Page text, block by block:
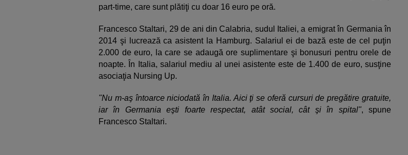
part-time, care sunt plătiţi cu doar 16 euro pe oră.
Francesco Staltari, 29 de ani din Calabria, sudul Italiei, a emigrat în Germania în
2014 şi lucrează ca asistent la Hamburg. Salariul ei de bază este de cel puţin
2.000 de euro, la care se adaugă ore suplimentare şi bonusuri pentru orele de
noapte. În Italia, salariul mediu al unei asistente este de 1.400 de euro, susţine
asociaţia Nursing Up.
"Nu m-aş întoarce niciodată în Italia. Aici ţi se oferă cursuri de pregătire gratuite,
iar în Germania eşti foarte respectat, atât social, cât şi în spital", spune
Francesco Staltari.